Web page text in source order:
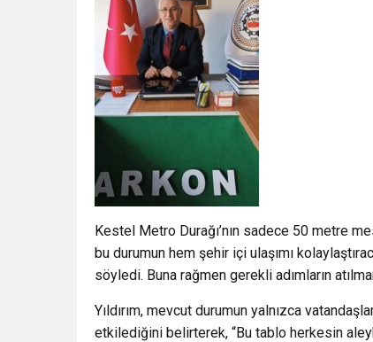
Kestel Metro Durağı’nın sadece 50 metre
bu durumun hem şehir içi ulaşımı
söyledi. Buna rağmen gerekli adımların
Yıldırım, mevcut durumun yalnızca
etkilediğini belirterek, “Bu tablo herkesin